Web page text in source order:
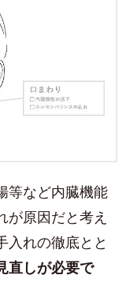
等など内臓機能
が原因だと考え
入れの徹底とと
直しが必要で